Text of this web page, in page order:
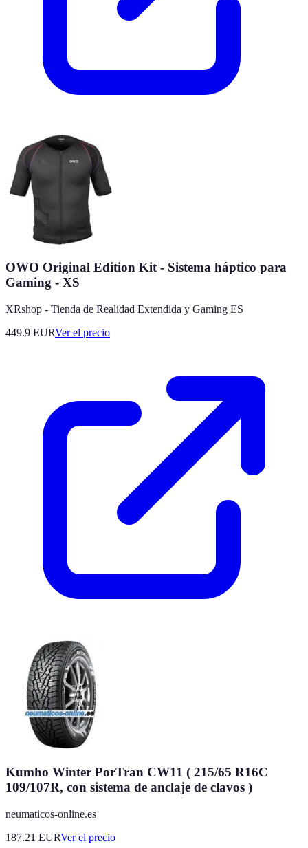
OWO Original Edition Kit - Sistema háptico para
Gaming - XS
XRshop - Tienda de Realidad Extendida y Gaming ES
449.9 EURVer el precio
Kumho Winter PorTran CW11 ( 215/65 R16C
109/107R, con sistema de anclaje de clavos )
neumaticos-online.es
187.21 EURVer el precio